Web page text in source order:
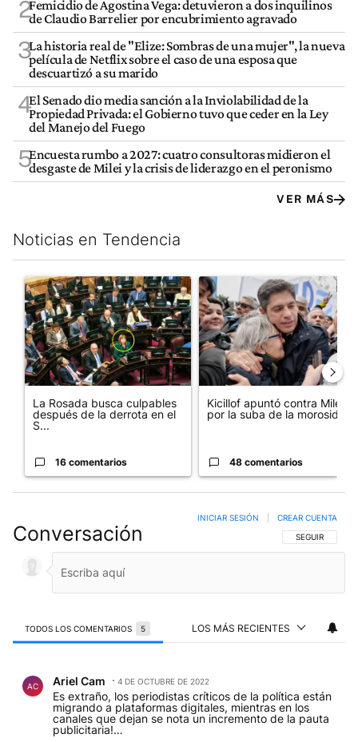
2Femicidio de Agostina Vega: detuvieron a dos inquilinos
de Claudio Barrelier por encubrimiento agravado
3La historia real de "Elize: Sombras de una mujer", la nueva
película de Netflix sobre el caso de una esposa que
descuartizó a su marido
4El Senado dio media sanción a la Inviolabilidad de la
Propiedad Privada: el Gobierno tuvo que ceder en la Ley
del Manejo del Fuego
5Encuesta rumbo a 2027: cuatro consultoras midieron el
desgaste de Milei y la crisis de liderazgo en el peronismo
VER MÁS
Noticias en Tendencia
Este listado muestra los artículos con más comentarios en los
Un artículo de tendencia con el título "La Rosada busca
La Rosada busca culpables
después de la derrota en el
S...
16 comentarios
Un artículo de tendencia con
Kicillof apuntó contra Milei
por la suba de la morosida...
48 comentarios
Conversación SIGA ESTA
SEGUIR
INICIAR SESIÓN CREAR CUENTA
TODOS LOS COMENTARIOS 5 LOS MÁS RECIENTES
AC Ariel Cam 4 DE OCTUBRE DE 2022
Es extraño, los periodistas críticos de la política están
migrando a plataformas digitales, mientras en los
canales que dejan se nota un incremento de la pauta
publicitaria!…